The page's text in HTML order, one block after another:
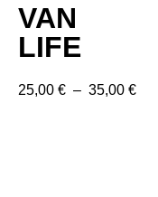
VAN
LIFE
25,00 € – 35,00 €